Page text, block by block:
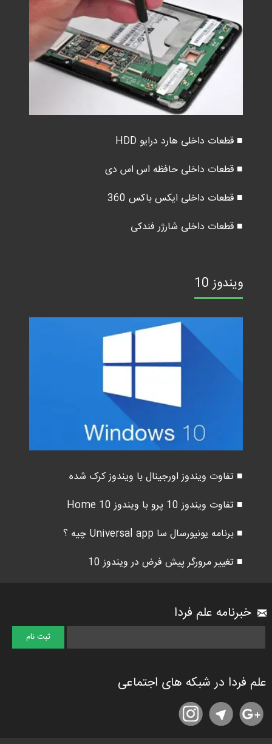
■ قطعات داخلی هارد درایو HDD
■ قطعات داخلی حافظه اس اس دی
■ قطعات داخلی ایکس باکس 360
■ قطعات داخلی شارژر فندکی
ویندوز 10
■ تفاوت ویندوز اورجینال با ویندوز کرک شده
■ تفاوت ویندوز 10 پرو با ویندوز 10 Home
■ برنامه یونیورسال سا Universal app چیه ؟
■ تغییر مرورگر پیش فرض در ویندوز 10
خبرنامه علم فردا
علم فردا در شبکه های اجتماعی